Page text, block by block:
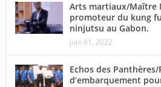
Arts martiaux/Maître
promoteur du kung
ninjutsu au Gabon.
juin 01, 2022
Echos des
d’embarquement